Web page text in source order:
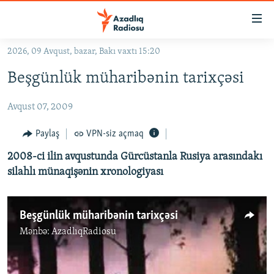
Əsas
qayıt
naviqasiyaya
Axtarışa
keç
#İZAHLA
KORRUPSIOMETR
#ƏSLINDƏ
FƏRQƏ BAX
QANUNI DOĞRU
ARAŞDIRMA
MULTIMEDIA
VIDEO
FOTOQALEREYA
RADIO ARXIV
OXU ZALI
HAQQIMIZDA
2026, 09 Avqust, bazar, Bakı vaxtı 15:20
Beşgünlük müharibənin tarixçəsi
Avqust 07, 2009
Paylaş VPN-siz açmaq
2008-ci ilin avqustunda Gürcüstanla Rusiya arasındakı
silahlı münaqişənin xronologiyası
Beşgünlük müharibənin tarixçəsi
Mənbə: AzadlıqRadiosu